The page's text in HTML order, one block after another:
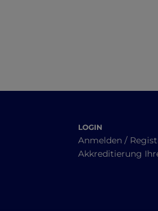
LOGIN
Anmelden /
Akkreditierung